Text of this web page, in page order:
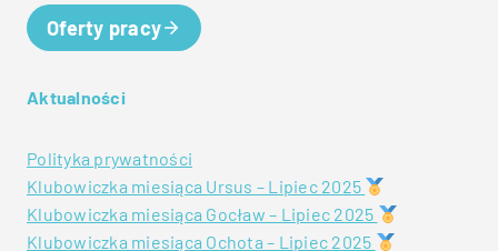
Oferty pracy
Aktualności
Polityka prywatności
Klubowiczka miesiąca Ursus – Lipiec 2025
Klubowiczka miesiąca Gocław – Lipiec 2025
Klubowiczka miesiąca Ochota – Lipiec 2025